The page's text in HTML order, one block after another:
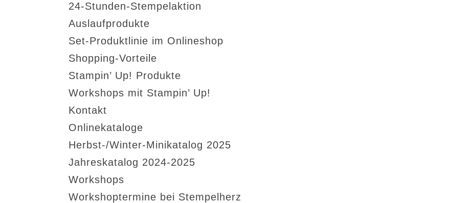
24-Stunden-Stempelaktion
Auslaufprodukte
Set-Produktlinie im Onlineshop
Shopping-Vorteile
Stampin’ Up! Produkte
Workshops mit Stampin’ Up!
Kontakt
Onlinekataloge
Herbst-/Winter-Minikatalog 2025
Jahreskatalog 2024-2025
Workshops
Workshoptermine bei Stempelherz